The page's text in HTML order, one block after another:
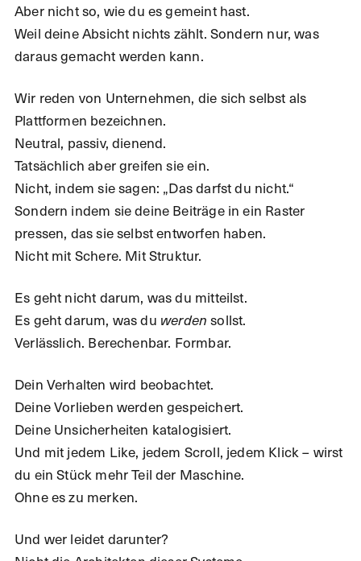
Aber nicht so, wie du es gemeint hast.
Weil deine Absicht nichts zählt. Sondern nur, was
daraus gemacht werden kann.
Wir reden von Unternehmen, die sich selbst als
Plattformen bezeichnen.
Neutral, passiv, dienend.
Tatsächlich aber greifen sie ein.
Nicht, indem sie sagen: „Das darfst du nicht.“
Sondern indem sie deine Beiträge in ein Raster
pressen, das sie selbst entworfen haben.
Nicht mit Schere. Mit Struktur.
Es geht nicht darum, was du mitteilst.
Es geht darum, was du werden sollst.
Verlässlich. Berechenbar. Formbar.
Dein Verhalten wird beobachtet.
Deine Vorlieben werden gespeichert.
Deine Unsicherheiten katalogisiert.
Und mit jedem Like, jedem Scroll, jedem Klick – wirst
du ein Stück mehr Teil der Maschine.
Ohne es zu merken.
Und wer leidet darunter?